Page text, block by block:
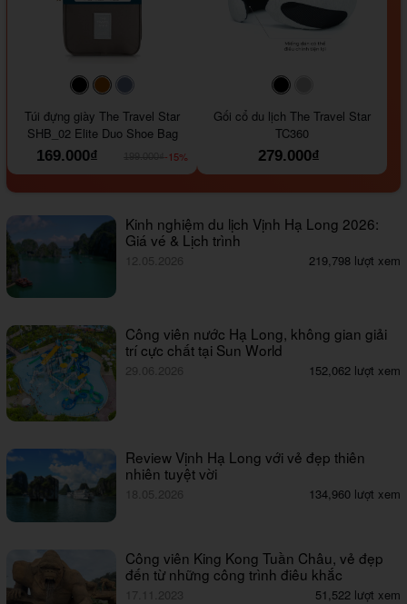
#000000#964B00
Túi đựng giày The Travel Star
SHB_02 Elite Duo Shoe Bag
169.000₫
-15%
Gối cổ du lịch The Travel Star
TC360
279.000₫
Kinh nghiệm du lịch Vịnh Hạ Long 2026:
Giá vé & Lịch trình
12.05.2026 219,798 lượt xem
Công viên nước Hạ Long, không gian giải
trí cực chất tại Sun World
29.06.2026 152,062 lượt xem
Review Vịnh Hạ Long với vẻ đẹp thiên
nhiên tuyệt vời
18.05.2026 134,960 lượt xem
Công viên King Kong Tuần Châu, vẻ đẹp
đến từ những công trình điêu khắc
17.11.2023 51,522 lượt xem